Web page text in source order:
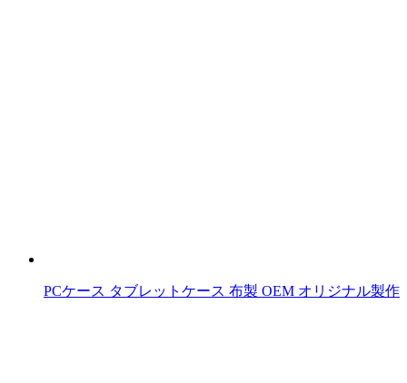
PCケース タブレットケース 布製 OEM オリジナル製作